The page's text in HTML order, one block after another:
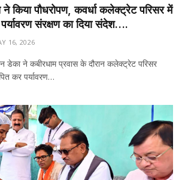
ने किया पौधरोपण, कवर्धा कलेक्ट्रेट परिसर में
संरक्षण का दिया संदेश….
16, 2026
डेका ने कबीरधाम प्रवास के दौरान कलेक्ट्रेट परिसर
कर पर्यावरण…